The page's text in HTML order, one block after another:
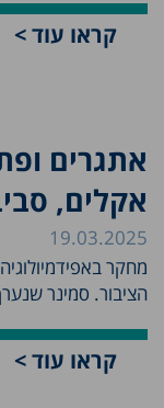
קראו עוד >
אתגרים
אקלים,
19.03.2025
מחקר
הציבור. סמינר שנערך במרץ 2025 במרכז
קראו עוד >